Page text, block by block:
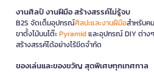
งานศิลป์ งานฝีมือ สร้างสรรค์ไม่รู้จบ
B2S จัดเต็มอุปกรณ์ศิลปะและงานฝีมือสำหรับค
ขาตั้งไม้บนโต๊ะPyramidและอุปกรณ์ DIY ต่าง
สร้างสรรค์ได้อย่างไร้ขีดจำกัด
ของเล่นและของขวัญ สุดพิเศษทุกเทศกาล